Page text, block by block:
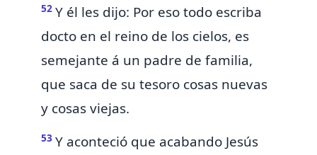
52 Y él les dijo: Por eso todo escriba
docto en el reino de los cielos, es
semejante á un padre de familia,
que saca de su tesoro cosas nuevas
y cosas viejas.
53 Y aconteció que acabando Jesús